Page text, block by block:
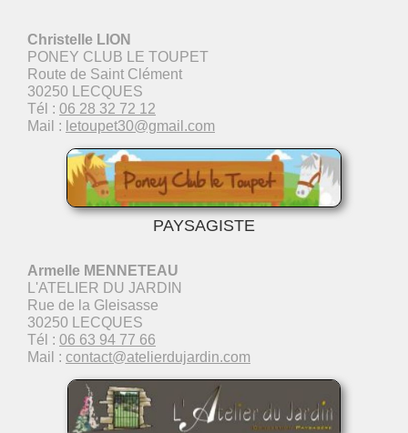
Christelle LION
PONEY CLUB LE TOUPET
Route de Saint Clément
30250 LECQUES
Tél : 06 28 32 72 12
Mail : letoupet30@gmail.com
PAYSAGISTE
Armelle MENNETEAU
L'ATELIER DU JARDIN
Rue de la Gleisasse
30250 LECQUES
Tél : 06 63 94 77 66
Mail : contact@atelierdujardin.com